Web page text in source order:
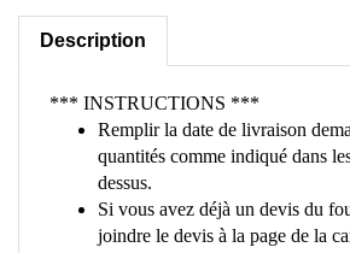
Description
*** INSTRUCTIONS ***
Remplir la date de livraison
quantités comme indiqué dans
dessus.
Si vous avez déjà un devis du
joindre le devis à la page de la